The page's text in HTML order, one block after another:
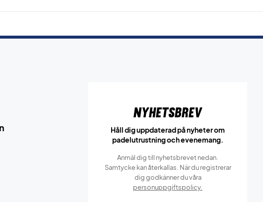
Nyhetsbrev
Håll dig uppdaterad på nyheter om
padelutrustning och evenemang.
Anmäl dig till nyhetsbrevet nedan.
Samtycke kan återkallas. När du registrerar
dig godkänner du våra
personuppgiftspolicy.